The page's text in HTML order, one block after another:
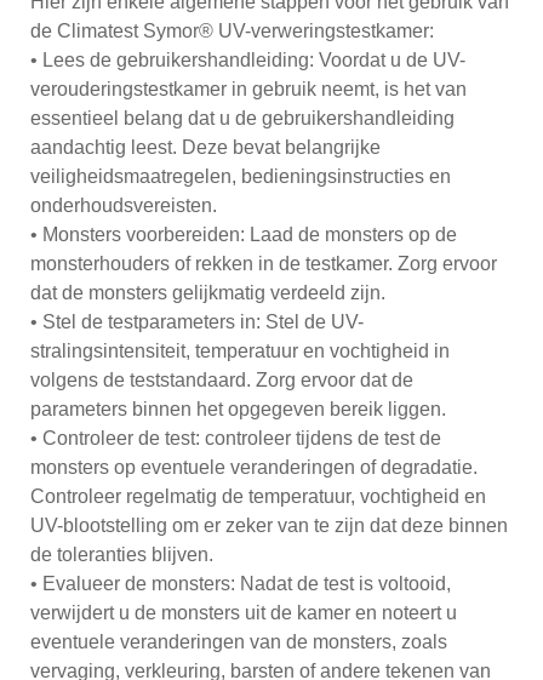
de Climatest Symor® UV-verweringstestkamer:
• Lees de gebruikershandleiding: Voordat u de UV-
verouderingstestkamer in gebruik neemt, is het van
essentieel belang dat u de gebruikershandleiding
aandachtig leest. Deze bevat belangrijke
veiligheidsmaatregelen, bedieningsinstructies en
onderhoudsvereisten.
• Monsters voorbereiden: Laad de monsters op de
monsterhouders of rekken in de testkamer. Zorg ervoor
dat de monsters gelijkmatig verdeeld zijn.
• Stel de testparameters in: Stel de UV-
stralingsintensiteit, temperatuur en vochtigheid in
volgens de teststandaard. Zorg ervoor dat de
parameters binnen het opgegeven bereik liggen.
• Controleer de test: controleer tijdens de test de
monsters op eventuele veranderingen of degradatie.
Controleer regelmatig de temperatuur, vochtigheid en
UV-blootstelling om er zeker van te zijn dat deze binnen
de toleranties blijven.
• Evalueer de monsters: Nadat de test is voltooid,
verwijdert u de monsters uit de kamer en noteert u
eventuele veranderingen van de monsters, zoals
vervaging, verkleuring, barsten of andere tekenen van